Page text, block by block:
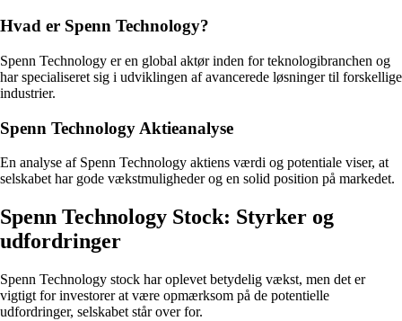
Hvad er Spenn Technology?
Spenn Technology er en global aktør inden for teknologibranchen og
har specialiseret sig i udviklingen af avancerede løsninger til forskellige
industrier.
Spenn Technology Aktieanalyse
En analyse af Spenn Technology aktiens værdi og potentiale viser, at
selskabet har gode vækstmuligheder og en solid position på markedet.
Spenn Technology Stock: Styrker og
udfordringer
Spenn Technology stock har oplevet betydelig vækst, men det er
vigtigt for investorer at være opmærksom på de potentielle
udfordringer, selskabet står over for.